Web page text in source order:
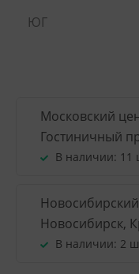
ЮГ
Московский
Гостиничный
В наличии: 11
Новосибирск,
В наличии: 2